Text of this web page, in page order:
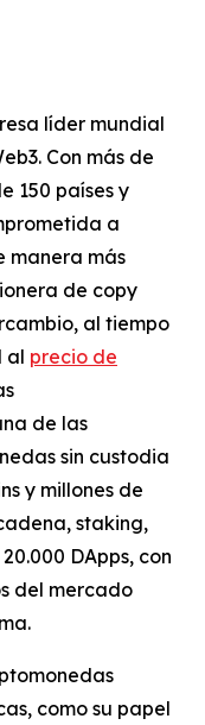
líder mundial
Con más de
150 países y
a
manera más
de copy
al tiempo
al precio de
de las
sin custodia
y millones de
staking,
DApps, con
del mercado
como su papel